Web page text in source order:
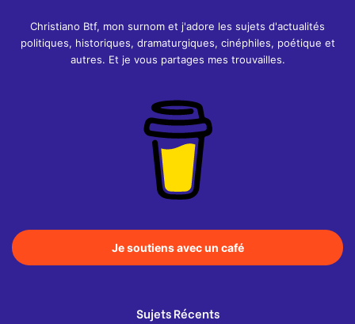
Christiano Btf, mon surnom et j'adore les sujets d'actualités
politiques, historiques, dramaturgiques, cinéphiles, poétique et
autres. Et je vous partages mes trouvailles.
Je soutiens avec un café
Sujets Récents